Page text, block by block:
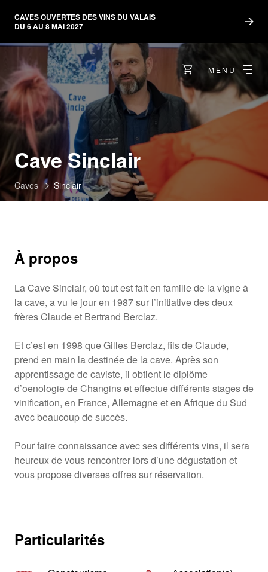
CAVES OUVERTES DES VINS DU VALAIS
DU 6 AU 8 MAI 2027
MENU
Cave Sinclair
Caves Sinclair
À propos
La Cave Sinclair, où tout est fait en famille de la vigne à
la cave, a vu le jour en 1987 sur l’initiative des deux
frères Claude et Bertrand Berclaz.
Et c’est en 1998 que Gilles Berclaz, fils de Claude,
prend en main la destinée de la cave. Après son
apprentissage de caviste, il obtient le diplôme
d’oenologie de Changins et effectue différents stages de
vinification, en France, Allemagne et en Afrique du Sud
avec beaucoup de succès.
Pour faire connaissance avec ses différents vins, il sera
heureux de vous rencontrer lors d’une dégustation et
vous propose diverses offres sur réservation.
Particularités